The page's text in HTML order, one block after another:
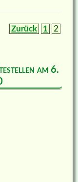
Zurück
1 2
am 6.